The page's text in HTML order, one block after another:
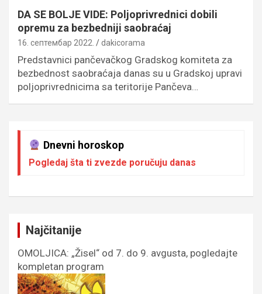
DA SE BOLJE VIDE: Poljoprivrednici dobili
opremu za bezbedniji saobraćaj
16. септембар 2022. dakicorama
Predstavnici pančevačkog Gradskog komiteta za
bezbednost saobraćaja danas su u Gradskoj upravi
poljoprivrednicima sa teritorije Pančeva…
Dnevni horoskop
Pogledaj šta ti zvezde poručuju danas
Najčitanije
OMOLJICA: „Žisel“ od 7. do 9. avgusta, pogledajte
kompletan program